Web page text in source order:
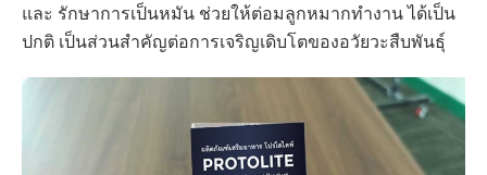
และ รักษาการเป็นหมัน ช่วยให้ต่อมลูกหมากทำงาน ได้เป็น
ปกติ เป็นส่วนสำคัญต่อการเจริญเดิบโตของอวัยวะสืบพันธุ์